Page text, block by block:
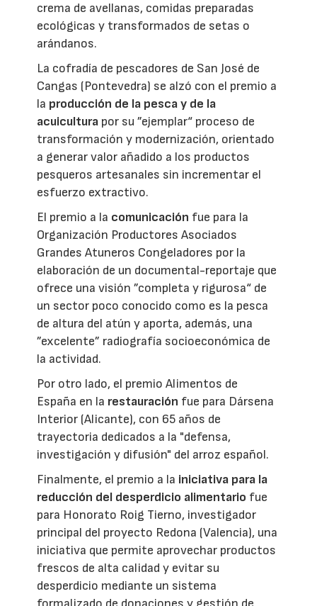
crema de avellanas, comidas preparadas
ecológicas y transformados de setas o
arándanos.
La cofradía de pescadores de San José de
Cangas (Pontevedra) se alzó con el premio a
la producción de la pesca y de la
acuicultura por su ”ejemplar“ proceso de
transformación y modernización, orientado
a generar valor añadido a los productos
pesqueros artesanales sin incrementar el
esfuerzo extractivo.
El premio a la comunicación fue para la
Organización Productores Asociados
Grandes Atuneros Congeladores por la
elaboración de un documental-reportaje que
ofrece una visión ”completa y rigurosa“ de
un sector poco conocido como es la pesca
de altura del atún y aporta, además, una
”excelente” radiografía socioeconómica de
la actividad.
Por otro lado, el premio Alimentos de
España en la restauración fue para Dársena
Interior (Alicante), con 65 años de
trayectoria dedicados a la "defensa,
investigación y difusión" del arroz español.
Finalmente, el premio a la iniciativa para la
reducción del desperdicio alimentario fue
para Honorato Roig Tierno, investigador
principal del proyecto Redona (Valencia), una
iniciativa que permite aprovechar productos
frescos de alta calidad y evitar su
desperdicio mediante un sistema